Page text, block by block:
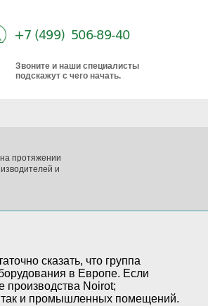
Звоните и наши специалисты
подскажут с чего начать.
протяжении
и
сказать, что группа
в Европе. Если
производства Noirot;
так и промышленных помещений.